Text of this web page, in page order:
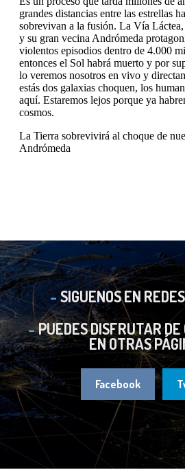
SIGUENOS EN
PUEDES DISFRUTAR DE
EN OTRAS
Facebook